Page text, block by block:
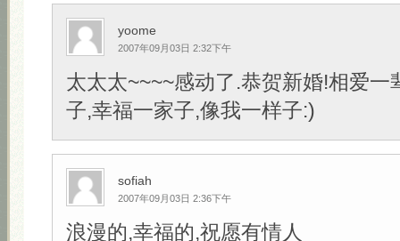
yoome
2007年09月03日 2:32下午
太太太~~~~感动了.恭贺新婚!相爱一
子,幸福一家子,像我一样子:)
sofiah
2007年09月03日 2:36下午
浪漫的,幸福的,祝愿有情人